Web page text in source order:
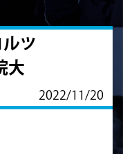
ツ
大
2022/11/20